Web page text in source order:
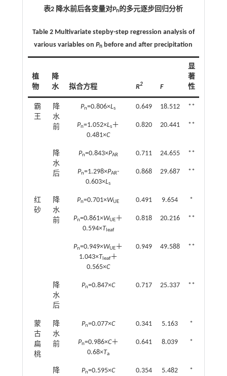
表2 降水前后各变量对Pn的多元逐步回归分析
Table 2 Multivariate stepby-step regression analysis of
various variables onPn before and after precipitation
植
物
降
水
拟合方程 R2 F
显
著
性
霸
王
降
水
前
Pn=0.806×Ls 0.649 18.512 **
Pn=1.052×Ls＋
0.481×C
0.820 20.441 **
降
水
后
Pn=0.843×PAR 0.711 24.655 **
Pn=1.298×PAR-
0.603×Ls
0.868 29.687 **
红
砂
降
水
前
Pn=0.701×WUE 0.491 9.654 *
Pn=0.861×WUE＋
0.594×T leaf
0.818 20.216 **
Pn=0.949×WUE＋
1.043×T leaf＋
0.565×C
0.949 49.588 **
降
水
后
Pn=0.847×C 0.717 25.337 **
蒙
古
扁
桃
降
水
前
Pn=0.077×C 0.341 5.163 *
Pn=0.986×C＋
0.68×Ta
0.641 8.039 *
降
Pn=0.595×C 0.354 5.482 *